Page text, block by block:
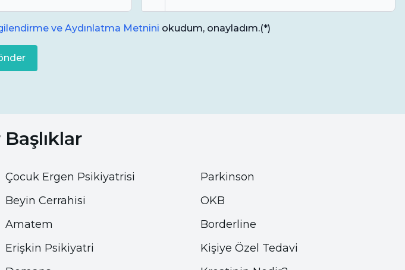
ve Aydınlatma Metnini okudum, onayladım.(*)
Çocuk Ergen Psikiyatrisi
Beyin Cerrahisi
Amatem
Erişkin Psikiyatri
Parkinson
OKB
Borderline
Kişiye Özel Tedavi